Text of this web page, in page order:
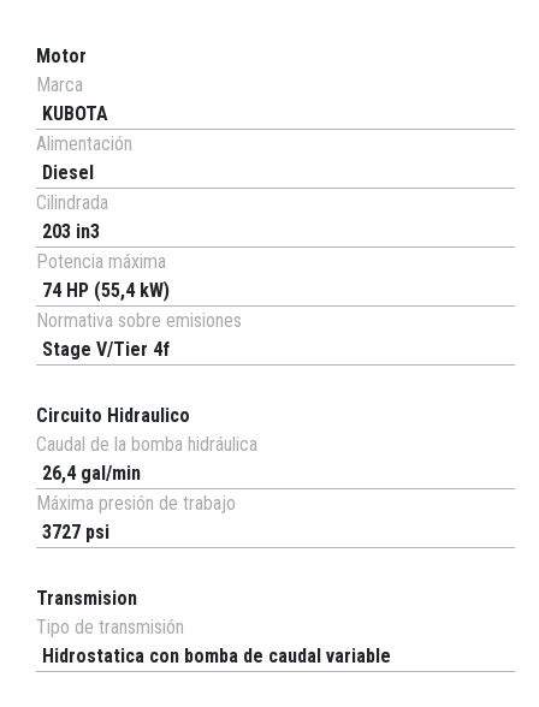
Motor
Marca
KUBOTA
Alimentación
Diesel
Cilindrada
203 in3
Potencia máxima
74 HP (55,4 kW)
Normativa sobre emisiones
Stage V/Tier 4f
Circuito Hidraulico
Caudal de la bomba hidráulica
26,4 gal/min
Máxima presión de trabajo
3727 psi
Transmision
Tipo de transmisión
Hidrostatica con bomba de caudal variable